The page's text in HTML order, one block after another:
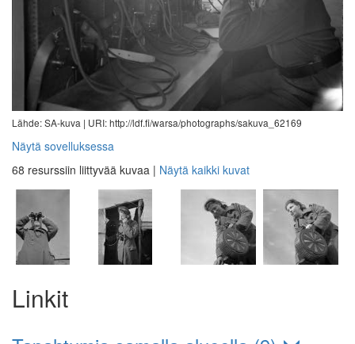
Lähde: SA-kuva | URI: http://ldf.fi/warsa/photographs/sakuva_62169
Näytä sovelluksessa
68 resurssiin liittyvää kuvaa | Näytä kaikki kuvat
Linkit